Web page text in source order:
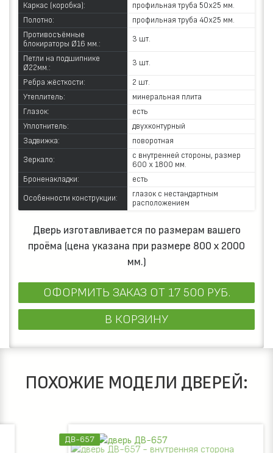
Каркас (коробка):
профильная труба 50х25 мм.
Полотно:
профильная труба 40х25 мм.
Противосъёмные
блокираторы Ø16 мм.:
3 шт.
Петли на подшипнике
Ø22мм.:
3 шт.
Ребра жёсткости:
2 шт.
Утеплитель:
минеральная плита
Глазок:
есть
Уплотнитель:
двухконтурный
Задвижка:
поворотная
Зеркало:
с внутренней стороны, размер
600 х 1800 мм.
Броненакладки:
есть
Особенности конструкции:
глазок с нестандартным
расположением
Дверь изготавливается по размерам вашего
проёма (цена указана при размере 800 х 2000
мм.)
ОФОРМИТЬ ЗАКАЗ ОТ 17 500 РУБ.
В КОРЗИНУ
ПОХОЖИЕ МОДЕЛИ ДВЕРЕЙ: